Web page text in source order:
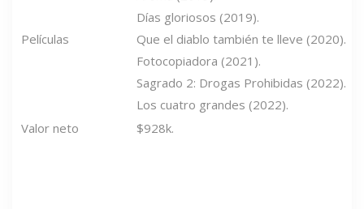
Películas
Días gloriosos (2019).
Que el diablo también te lleve (2020).
Fotocopiadora (2021).
Sagrado 2: Drogas Prohibidas (2022).
Los cuatro grandes (2022).
Valor neto
$928k.